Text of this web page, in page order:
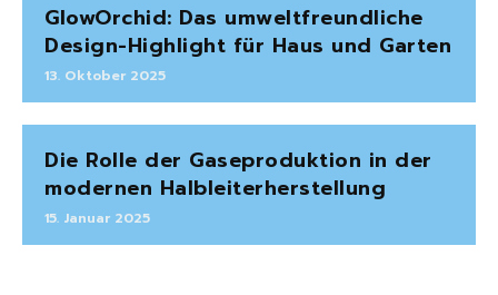
GlowOrchid: Das umweltfreundliche
Design-Highlight für Haus und Garten
13. Oktober 2025
Die Rolle der Gaseproduktion in der
modernen Halbleiterherstellung
15. Januar 2025